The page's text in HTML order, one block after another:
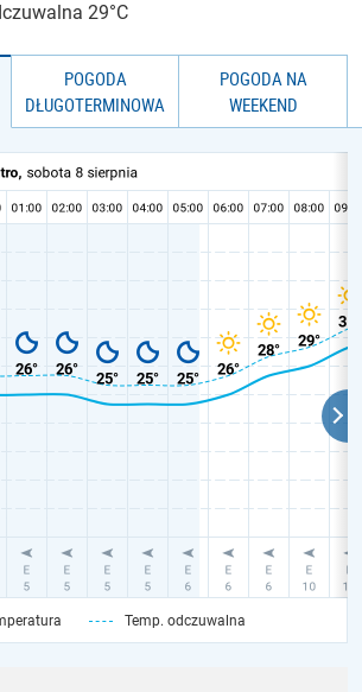
29°C
POGODA
DŁUGOTERMINOWA
POGODA NA
WEEKEND
Temp. odczuwalna